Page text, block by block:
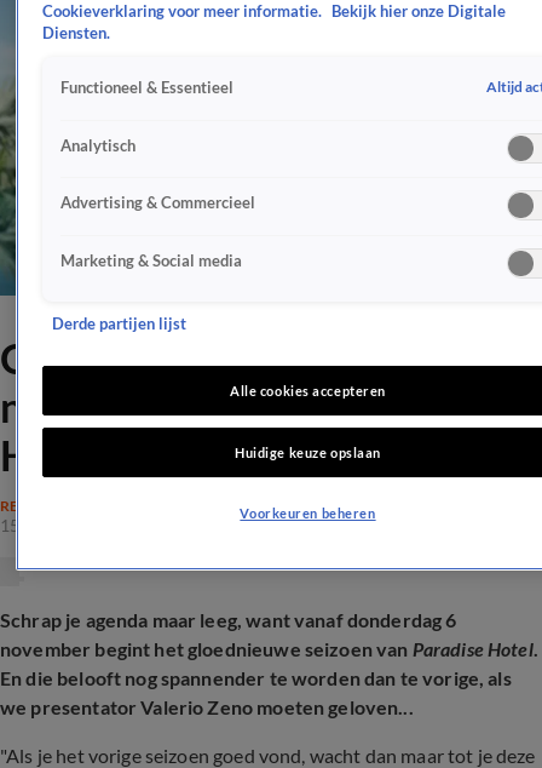
Op déze datum start het
nieuwe seizoen Paradise
Hotel
REALITY
15 okt 2025, 19:39
Schrap je agenda maar leeg, want vanaf donderdag 6
november begint het gloednieuwe seizoen van Paradise Hotel.
En die belooft nog spannender te worden dan te vorige, als
we presentator Valerio Zeno moeten geloven...
"Als je het vorige seizoen goed vond, wacht dan maar tot je deze
Cookieverklaring voor meer informatie.
Bekijk hier onze Digitale
Diensten.
Functioneel & Essentieel Altijd
Analytisch
Advertising & Commercieel
Marketing & Social media
Derde partijen lijst
Alle cookies accepteren
Huidige keuze opslaan
Voorkeuren beheren